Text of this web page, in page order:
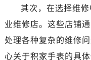
其次，在选择维
业维修店。这些店铺
处理各种复杂的维修
心关于积家手表的具